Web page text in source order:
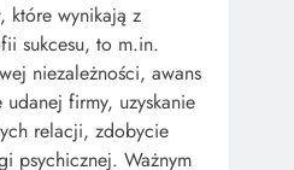
które wynikają z
sukcesu, to m.in.
niezależności, awans
firmy, uzyskanie
relacji, zdobycie
psychicznej. Ważnym